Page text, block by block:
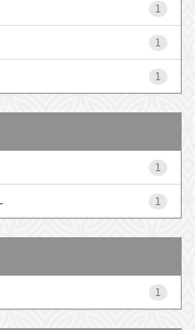
1
1
1
1
1
1